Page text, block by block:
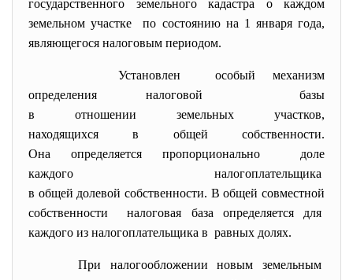
государственного земельного кадастра о каждом
земельном участке по состоянию на 1 января года,
являющегося налоговым периодом.
Установлен особый механизм
определения налоговой базы
в отношении земельных участков,
находящихся в общей собственности.
Она определяется пропорционально доле
каждого налогоплательщика
в общей долевой собственности. В общей совместной
собственности налоговая база определяется для
каждого из налогоплательщика в равных долях.
При налогообложении новым земельным